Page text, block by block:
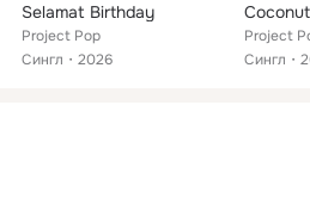
Selamat Birthday
Project Pop
Сингл
2026
Coconut
Project
Сингл